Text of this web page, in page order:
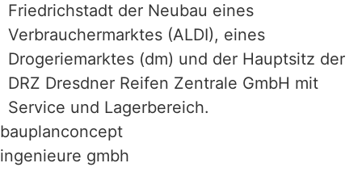
Friedrichstadt der Neubau eines
Verbrauchermarktes (ALDI), eines
Drogeriemarktes (dm) und der Hauptsitz der
DRZ Dresdner Reifen Zentrale GmbH mit
Service und Lagerbereich.
bauplanconcept
ingenieure gmbh